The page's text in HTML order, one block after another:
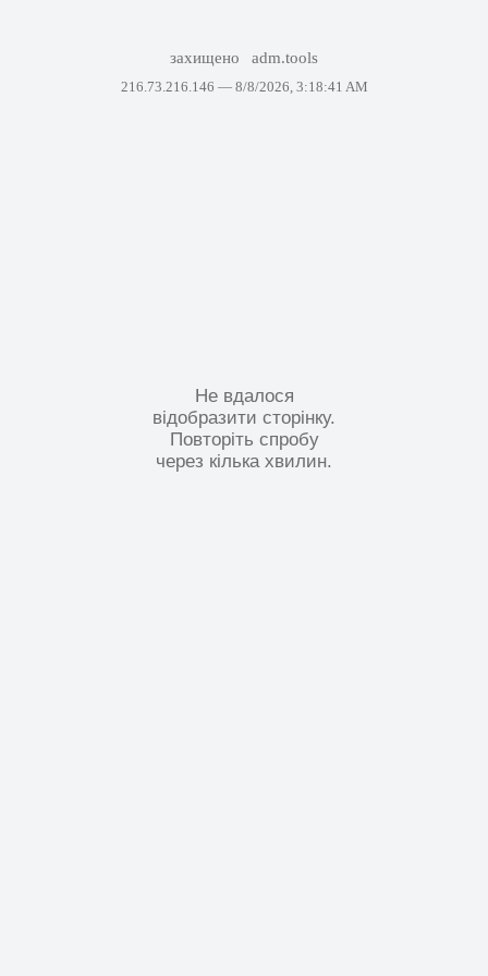
захищено adm.tools
216.73.216.146 — 8/8/2026, 3:18:41 AM
Не вдалося
відобразити сторінку.
Повторіть спробу
через кілька хвилин.